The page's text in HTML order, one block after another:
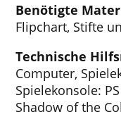
Benötigte
Flipchart, Stifte
Technische
Computer,
Spielekonsole:
Shadow of the